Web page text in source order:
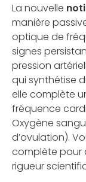
La nouvelle
manière
optique de
signes
pression
qui synthétise
elle complète
fréquence
Oxygène
d’ovulation).
complète pour
rigueur